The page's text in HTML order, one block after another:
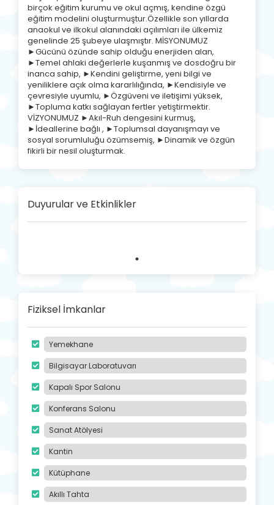
birçok eğitim kurumu ve okul açmış, kendine özgü
eğitim modelini oluşturmuştur.Özellikle son yıllarda
anaokul ve ilkokul alanındaki açılımları ile ülkemiz
genelinde 25 şubeye ulaşmıştır. MİSYONUMUZ
►Gücünü özünde sahip olduğu enerjiden alan,
►Temel ahlaki değerlerle kuşanmış ve dosdoğru bir
inanca sahip, ►Kendini geliştirme, yeni bilgi ve
yeniliklere açık olma kararlılığında, ►Kendisiyle ve
çevresiyle uyumlu, ►Özgüveni ve iletişimi yüksek,
►Topluma katkı sağlayan fertler yetiştirmektir.
VİZYONUMUZ ►Akıl-Ruh dengesini kurmuş,
►İdeallerine bağlı , ►Toplumsal dayanışmayı ve
sosyal sorumluluğu özümsemiş, ►Dinamik ve özgün
fikirli bir nesil oluşturmak.
Duyurular ve Etkinlikler
Fiziksel İmkanlar
Yemekhane
Bilgisayar Laboratuvarı
Kapalı Spor Salonu
Konferans Salonu
Sanat Atölyesi
Kantin
Kütüphane
Akıllı Tahta